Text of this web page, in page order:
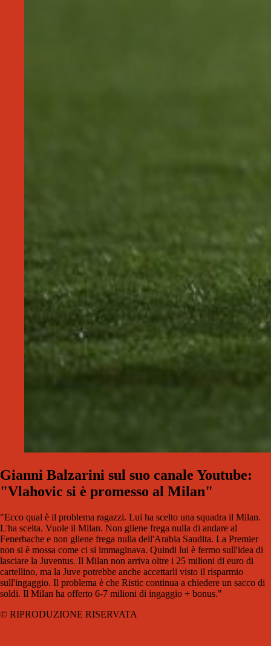
Gianni Balzarini sul suo canale Youtube:
"Vlahovic si è promesso al Milan"
"Ecco qual è il problema ragazzi. Lui ha scelto una squadra il Milan.
L'ha scelta. Vuole il Milan. Non gliene frega nulla di andare al
Fenerbache e non gliene frega nulla dell'Arabia Saudita. La Premier
non si è mossa come ci si immaginava. Quindi lui è fermo sull'idea di
lasciare la Juventus. Il Milan non arriva oltre i 25 milioni di euro di
cartellino, ma la Juve potrebbe anche accettarli visto il risparmio
sull'ingaggio. Il problema è che Ristic continua a chiedere un sacco di
soldi. Il Milan ha offerto 6-7 milioni di ingaggio + bonus."
© RIPRODUZIONE RISERVATA